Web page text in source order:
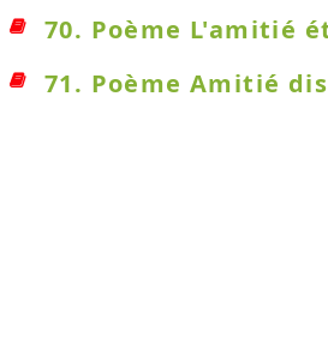
70. Poème L'amitié
71. Poème Amitié